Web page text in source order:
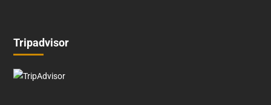
Tripadvisor